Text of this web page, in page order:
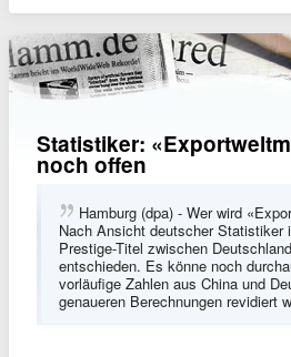
Statistiker:
noch offen
Hamburg (dpa) - Wer wird
Nach Ansicht deutscher Statistiker
Prestige-Titel zwischen
entschieden. Es könne noch
vorläufige Zahlen aus China und
genaueren Berechnungen revidiert